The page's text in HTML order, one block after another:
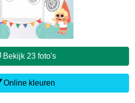
Bekijk 23 foto's
Online kleuren